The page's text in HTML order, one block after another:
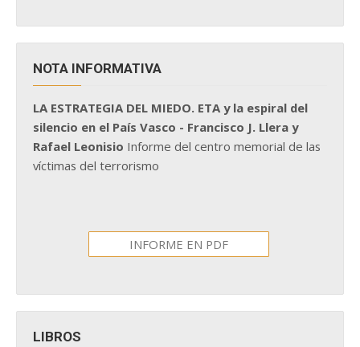
NOTA INFORMATIVA
LA ESTRATEGIA DEL MIEDO. ETA y la espiral del
silencio en el País Vasco - Francisco J. Llera y
Rafael Leonisio Informe del centro memorial de las
víctimas del terrorismo
INFORME EN PDF
LIBROS